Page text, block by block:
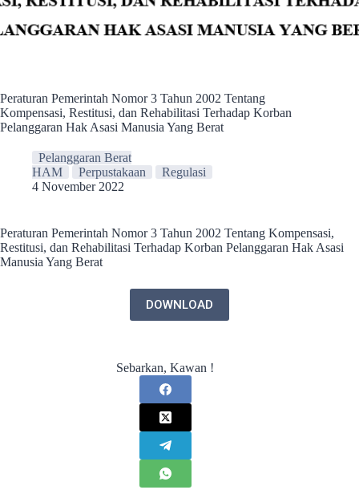
Peraturan Pemerintah Nomor 3 Tahun 2002 Tentang
Kompensasi, Restitusi, dan Rehabilitasi Terhadap Korban
Pelanggaran Hak Asasi Manusia Yang Berat
Pelanggaran Berat
HAM
Perpustakaan
Regulasi
4 November 2022
Peraturan Pemerintah Nomor 3 Tahun 2002 Tentang Kompensasi,
Restitusi, dan Rehabilitasi Terhadap Korban Pelanggaran Hak Asasi
Manusia Yang Berat
DOWNLOAD
Sebarkan, Kawan !